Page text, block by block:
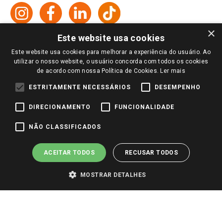
Televendas
Perguntas frequentes
Trabalhe Conosco
Identidade Visual
Formas de Pagamento
Políticas de entrega
Trocas e Devoluções
Giassi
Vendas Online
Redes Sociais
Pagamento e Segurança
×
Este website usa cookies
Este website usa cookies para melhorar a experiência do usuário. Ao
utilizar o nosso website, o usuário concorda com todos os cookies
de acordo com nossa Política de Cookies. Ler mais
ESTRITAMENTE NECESSÁRIOS DESEMPENHO
DIRECIONAMENTO FUNCIONALIDADE
NÃO CLASSIFICADOS
ACEITAR TODOS RECUSAR TODOS
MOSTRAR DETALHES